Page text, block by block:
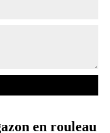
en rouleau